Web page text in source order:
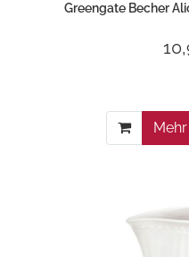
Greengate Becher